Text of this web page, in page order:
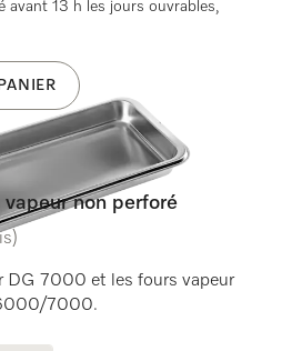
avant 13 h les jours ouvrables,
vapeur non perforé
DG 7000 et les fours vapeur
7000.